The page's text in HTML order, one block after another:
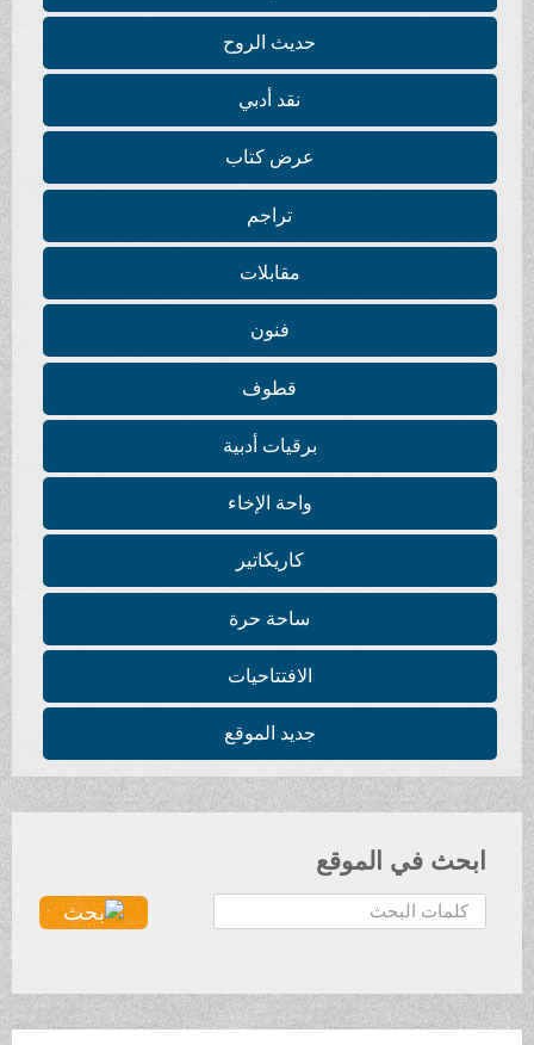
حديث الروح
نقد أدبي
عرض كتاب
تراجم
مقابلات
فنون
قطوف
برقيات أدبية
واحة الإخاء
كاريكاتير
ساحة حرة
الافتتاحيات
جديد الموقع
ابحث في الموقع
ح
ث